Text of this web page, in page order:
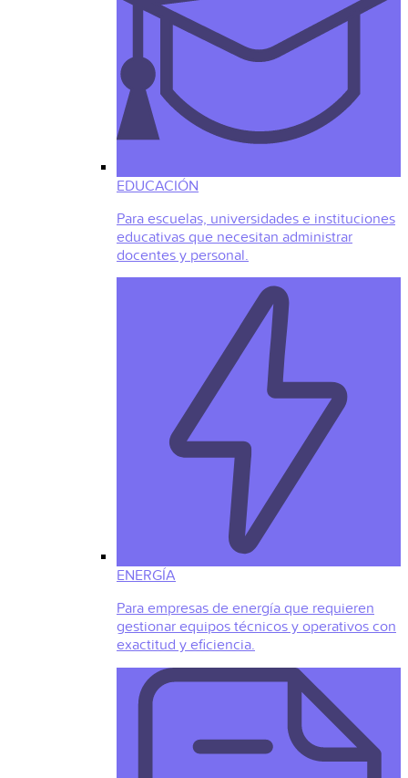
EDUCACIÓN
Para escuelas, universidades e instituciones
educativas que necesitan administrar
docentes y personal.
ENERGÍA
Para empresas de energía que requieren
gestionar equipos técnicos y operativos con
exactitud y eficiencia.